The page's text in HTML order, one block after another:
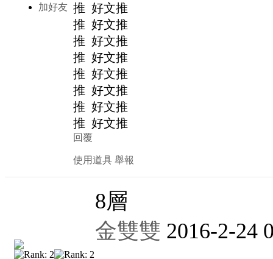
加好友 推 好文推
推 好文推
推 好文推
推 好文推
推 好文推
推 好文推
推 好文推
推 好文推
回覆
使用道具 舉報
8層
金雙雙 2016-2-24